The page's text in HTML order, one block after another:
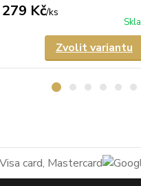
279 Kč/ks
Zvolit variantu